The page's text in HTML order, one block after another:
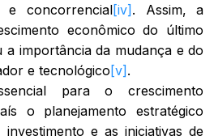
e concorrencial[iv]. Assim, a
econômico do último
a importância da mudança e do
e tecnológico[v].
para o crescimento
o planejamento estratégico
e as iniciativas de